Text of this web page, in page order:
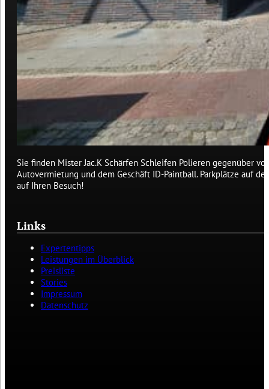
Sie finden Mister Jac.K Schärfen Schleifen Polieren gegenüber
Autovermietung und dem Geschäft ID-Paintball. Parkplätze auf
auf Ihren Besuch!
Links
Expertentipps
Leistungen im Überblick
Preisliste
Stories
Impressum
Datenschutz